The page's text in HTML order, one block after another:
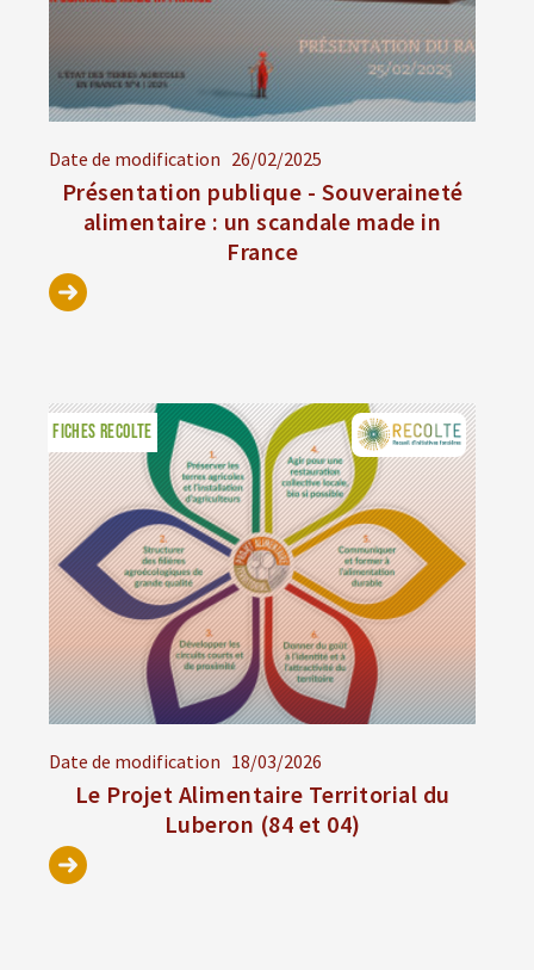
Date de modification 26/02/2025
Présentation publique - Souveraineté
alimentaire : un scandale made in
France
Date de modification 18/03/2026
Le Projet Alimentaire Territorial du
Luberon (84 et 04)
FICHES RECOLTE